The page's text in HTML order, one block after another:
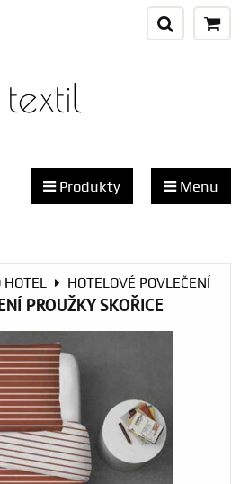
Produkty Menu
HOTELOVÉ POVLEČENÍ
PROUŽKY SKOŘICE